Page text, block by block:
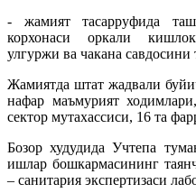
- жамият тасарруфида
корхонаси оркали
улгуржи ва чакана
Жамиятда штат жадвали
нафар маъмурият
сектор мутахассиси, 16 та
Бозор худудида Учтепа
ишлар бошкармасининг
– санитария экспертизаси